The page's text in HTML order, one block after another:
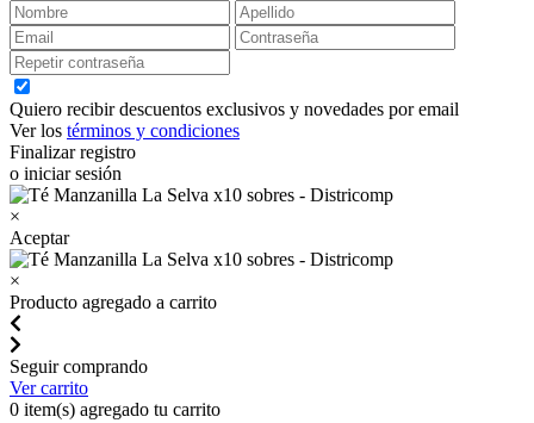
Quiero recibir descuentos exclusivos y novedades por email
Ver los términos y condiciones
Finalizar registro
o iniciar sesión
×
Aceptar
×
Producto agregado a carrito
Seguir comprando
Ver carrito
0 item(s) agregado tu carrito